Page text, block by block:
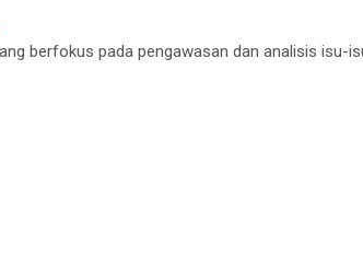
berfokus pada pengawasan dan analisis isu-